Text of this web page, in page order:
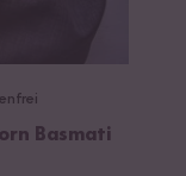
Basmati